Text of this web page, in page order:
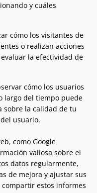
y cuáles
cómo los visitantes de
o realizan acciones
la efectividad de
cómo los usuarios
largo del tiempo puede
sobre la calidad de tu
usuario.
como Google
valiosa sobre el
datos regularmente,
de mejora y ajustar sus
compartir estos informes